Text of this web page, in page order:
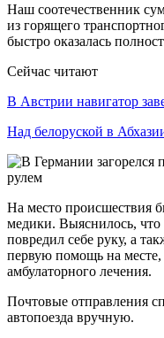
Наш соотечественник
из горящего
быстро оказалась
Сейчас читают
В Австрии навигатор
Над белоруской в
На место происшествия
медики. Выяснилось, что
повредил себе руку, а
первую помощь на месте,
амбулаторного лечения.
Почтовые отправления
автопоезда вручную.